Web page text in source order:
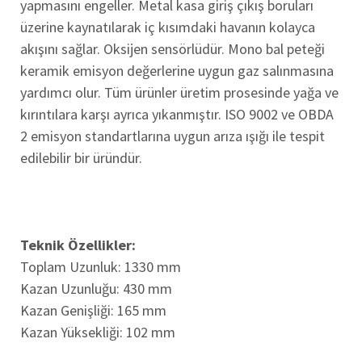
yapmasını engeller. Metal kasa giriş çıkış boruları
üzerine kaynatılarak iç kısımdaki havanın kolayca
akışını sağlar. Oksijen sensörlüdür. Mono bal peteği
keramik emisyon değerlerine uygun gaz salınmasına
yardımcı olur. Tüm ürünler üretim prosesinde yağa ve
kırıntılara karşı ayrıca yıkanmıştır. ISO 9002 ve OBDA
2 emisyon standartlarına uygun arıza ışığı ile tespit
edilebilir bir üründür.
Teknik Özellikler:
Toplam Uzunluk: 1330 mm
Kazan Uzunluğu: 430 mm
Kazan Genişliği: 165 mm
Kazan Yüksekliği: 102 mm